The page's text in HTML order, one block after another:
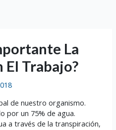
La
Trabajo?
de nuestro organismo.
por un 75% de agua.
a través de la transpiración,